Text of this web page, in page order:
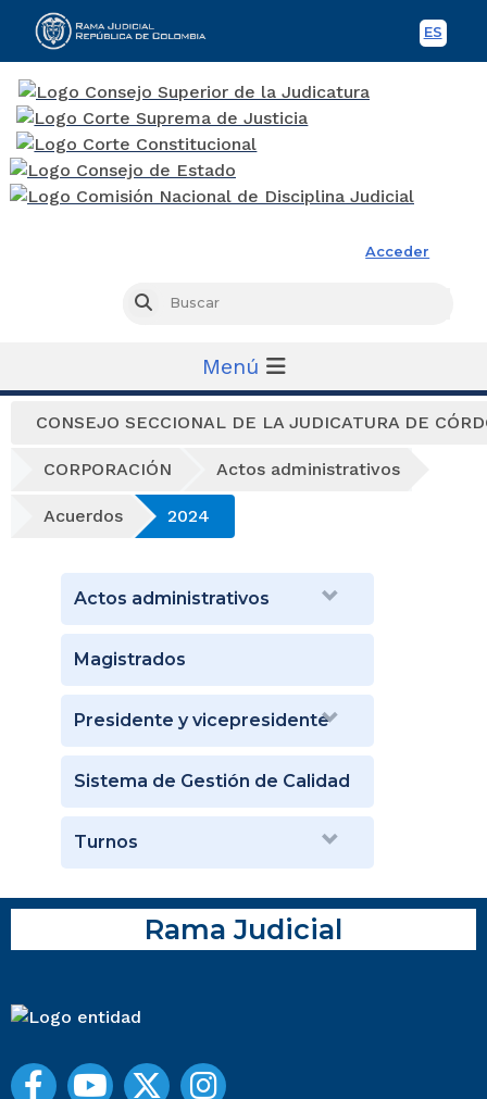
ES
Acceder
Buscar
Menú
CONSEJO SECCIONAL DE LA JUDICATURA DE
CORPORACIÓN Actos administrativos
Acuerdos 2024
Actos administrativos
Magistrados
Presidente y vicepresidente
Sistema de Gestión de Calidad
Turnos
Rama Judicial